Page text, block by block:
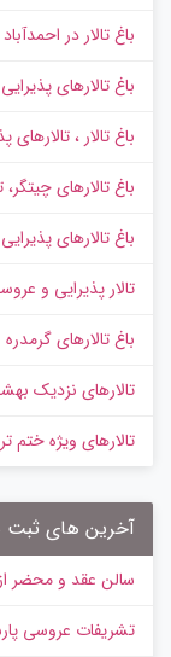
باغ تالار در
باغ تالارهای
باغ تالار ،
باغ تالارهای
باغ تالارهای
تالار پذیرایی و
باغ تالارهای
تالارهای نزدیک
تالارهای ویژه ختم
آخرین های
سالن عقد و محضر
تشریفات عروسی